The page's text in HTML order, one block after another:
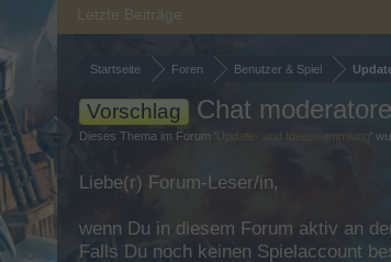
Startseite Foren Benutzer & Spiel
Vorschlag Chat
Dieses Thema im Forum ' Update- und Ideensammlung'
Liebe(r) Forum-Leser/in,
wenn Du in diesem Forum aktiv an
Falls Du noch keinen Spielaccount
Letzte Beiträge